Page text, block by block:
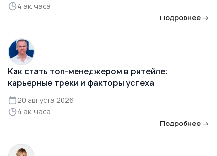
4 ак. часа
Подробнее →
Как стать топ-менеджером в ритейле:
карьерные треки и факторы успеха
20 августа 2026
4 ак. часа
Подробнее →